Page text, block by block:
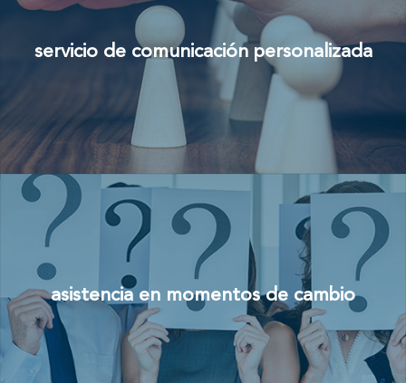
servicio de comunicación personalizada
asistencia en momentos de cambio